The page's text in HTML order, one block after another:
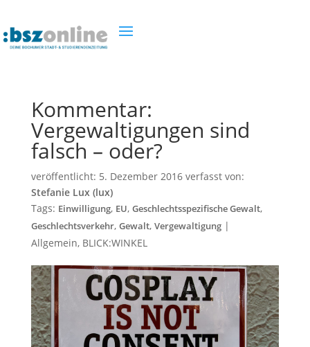
Kommentar:
Vergewaltigungen sind
falsch – oder?
veröffentlicht: 5. Dezember 2016verfasst von:
Stefanie Lux (lux)
Tags: Einwilligung, EU, Geschlechtsspezifische Gewalt,
Geschlechtsverkehr, Gewalt, Vergewaltigung|
Allgemein, BLICK:WINKEL